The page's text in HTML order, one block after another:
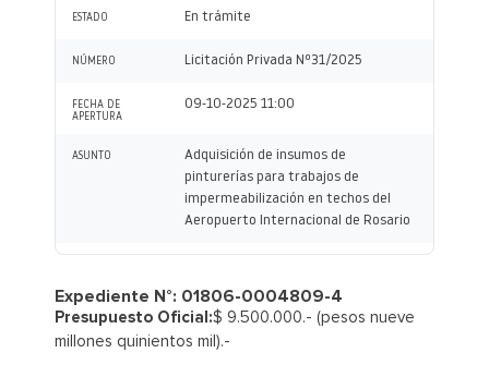
ESTADO En trámite
NÚMERO Licitación Privada Nº31/2025
FECHA DE
APERTURA
09-10-2025 11:00
ASUNTO
Adquisición de insumos de
pinturerías para trabajos de
impermeabilización en techos del
Aeropuerto Internacional de Rosario
Expediente N°: 01806-0004809-4
Presupuesto Oficial:$ 9.500.000.- (pesos nueve
millones quinientos mil).-